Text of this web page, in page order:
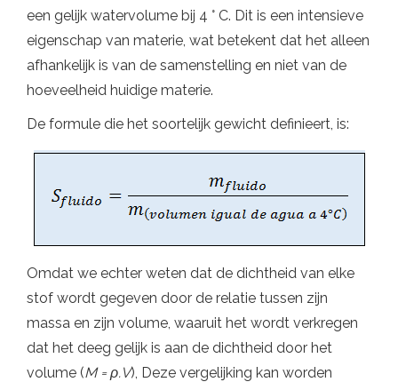
een gelijk watervolume bij 4 ° C. Dit is een intensieve
eigenschap van materie, wat betekent dat het alleen
afhankelijk is van de samenstelling en niet van de
hoeveelheid huidige materie.
De formule die het soortelijk gewicht definieert, is:
Omdat we echter weten dat de dichtheid van elke
stof wordt gegeven door de relatie tussen zijn
massa en zijn volume, waaruit het wordt verkregen
dat het deeg gelijk is aan de dichtheid door het
volume (M = ρ.V), Deze vergelijking kan worden